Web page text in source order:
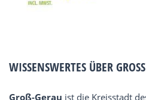
WISSENSWERTES ÜBER GROSS
Groß-Gerau ist die Kreisstadt